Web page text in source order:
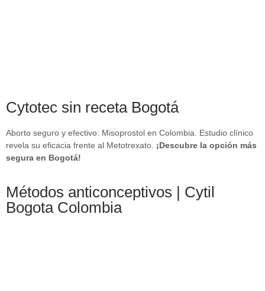
Cytotec sin receta Bogotá
Aborto seguro y efectivo: Misoprostol en Colombia. Estudio clínico
revela su eficacia frente al Metotrexato. ¡Descubre la opción más
segura en Bogotá!
Métodos anticonceptivos | Cytil
Bogota Colombia